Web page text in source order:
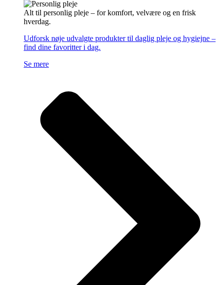
Alt til personlig pleje – for komfort, velvære og en frisk
hverdag.
Udforsk nøje udvalgte produkter til daglig pleje og hygiejne –
find dine favoritter i dag.
Se mere